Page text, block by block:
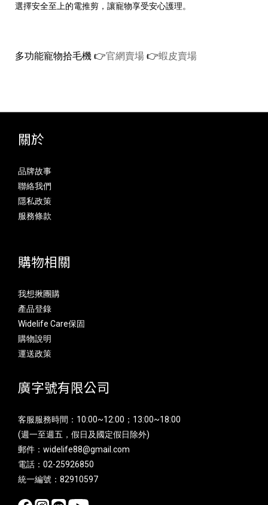
選擇安全至上的電推剪，讓寵物享受安心護理。
多功能寵物拾毛機 👉️官網賣場 👉️蝦皮賣場
關於
品牌故事
聯絡我們
隱私政策
服務條款
購物相關
我想揪團購
產品登錄
Widelife Care保固
購物說明
運送政策
廣字號有限公司
客服服務時間：10:00~12:00；13:00~18:00
(週一至週五，假日及國定假日除外)
郵件：widelife88@gmail.com
電話：02-25926850
統一編號：82910597